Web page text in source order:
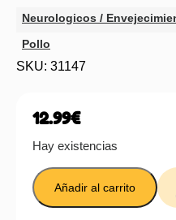
Neurologicos /
Pollo
SKU: 31147
12.99€
Hay existencias
Añadir al carrito